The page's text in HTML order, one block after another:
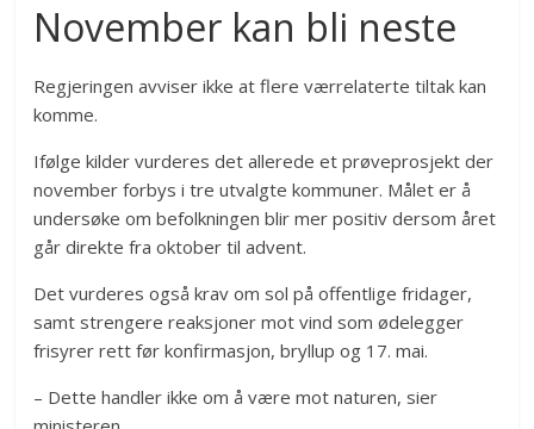
November kan bli neste
Regjeringen avviser ikke at flere værrelaterte tiltak kan
komme.
Ifølge kilder vurderes det allerede et prøveprosjekt der
november forbys i tre utvalgte kommuner. Målet er å
undersøke om befolkningen blir mer positiv dersom året
går direkte fra oktober til advent.
Det vurderes også krav om sol på offentlige fridager,
samt strengere reaksjoner mot vind som ødelegger
frisyrer rett før konfirmasjon, bryllup og 17. mai.
– Dette handler ikke om å være mot naturen, sier